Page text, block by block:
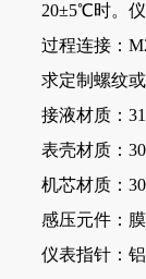
20±5℃时。
过程连接：
求定制螺纹
接液材质：
表壳材质：
机芯材质：
感压元件：
仪表指针：